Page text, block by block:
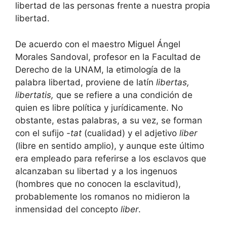
libertad de las personas frente a nuestra propia
libertad.
De acuerdo con el maestro Miguel Ángel
Morales Sandoval, profesor en la Facultad de
Derecho de la UNAM, la etimología de la
palabra libertad, proviene de latín libertas,
libertatis, que se refiere a una condición de
quien es libre política y jurídicamente. No
obstante, estas palabras, a su vez, se forman
con el sufijo -tat (cualidad) y el adjetivo liber
(libre en sentido amplio), y aunque este último
era empleado para referirse a los esclavos que
alcanzaban su libertad y a los ingenuos
(hombres que no conocen la esclavitud),
probablemente los romanos no midieron la
inmensidad del concepto liber.